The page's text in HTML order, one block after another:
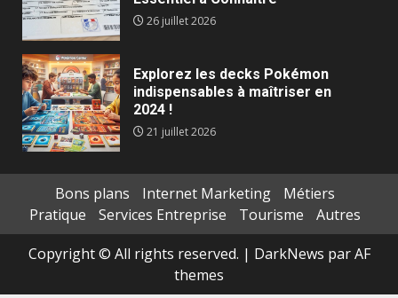
26 juillet 2026
Explorez les decks Pokémon
indispensables à maîtriser en
2024 !
21 juillet 2026
Bons plans Internet Marketing
Métiers
Pratique
Services Entreprise Tourisme
Autres
Copyright © All rights reserved. | DarkNews par AF
themes